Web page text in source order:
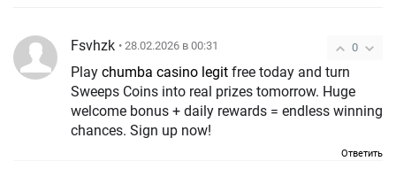
0
Fsvhzk • 28.02.2026 в 00:31
Play chumba casino legit free today and turn
Sweeps Coins into real prizes tomorrow. Huge
welcome bonus + daily rewards = endless winning
chances. Sign up now!
Ответить